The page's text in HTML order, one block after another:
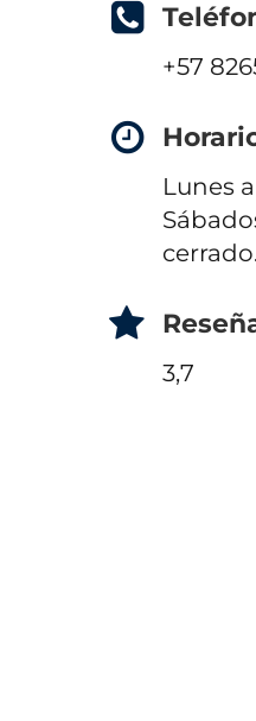
+57
Lunes
cerrado.
3,7